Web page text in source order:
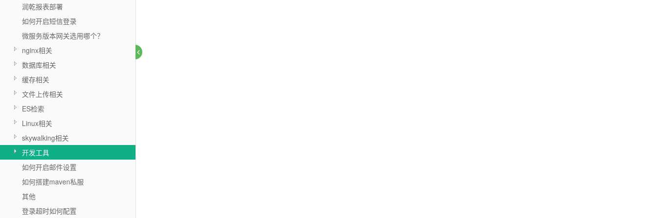
润乾报表部署
如何开启短信登录
微服务版本网关选用哪个？
nginx相关
数据库相关
缓存相关
文件上传相关
ES检索
Linux相关
skywalking相关
开发工具
如何开启邮件设置
如何搭建maven私服
其他
登录超时如何配置